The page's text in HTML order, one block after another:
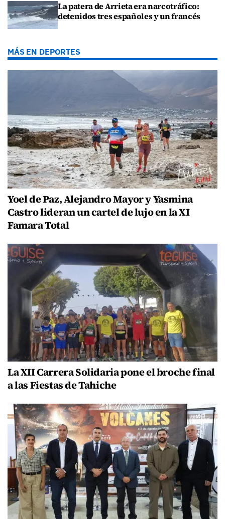
La patera de Arrieta era narcotráfico:
detenidos tres españoles y un francés
MÁS EN DEPORTES
Yoel de Paz, Alejandro Mayor y Yasmina
Castro lideran un cartel de lujo en la XI
Famara Total
La XII Carrera Solidaria pone el broche final
a las Fiestas de Tahiche